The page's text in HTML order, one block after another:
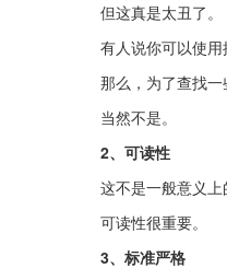
但这真是太丑了。
有人说你可以使
那么，为了查找
当然不是。
2、可读性
这不是一般意义
可读性很重要。
3、标准严格